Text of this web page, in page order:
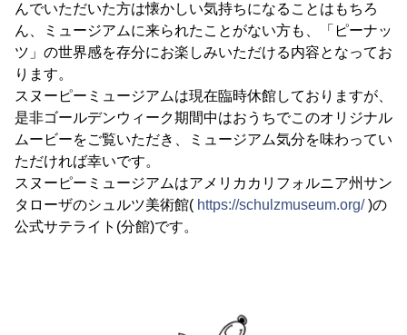
んでいただいた方は懐かしい気持ちになることはもちろ
ん、ミュージアムに来られたことがない方も、「ピーナッ
ツ」の世界感を存分にお楽しみいただける内容となってお
ります。
スヌーピーミュージアムは現在臨時休館しておりますが、
是非ゴールデンウィーク期間中はおうちでこのオリジナル
ムービーをご覧いただき、ミュージアム気分を味わってい
ただければ幸いです。
スヌーピーミュージアムはアメリカカリフォルニア州サン
タローザのシュルツ美術館( https://schulzmuseum.org/)の
公式サテライト(分館)です。